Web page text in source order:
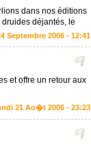
dans nos éditions
déjantés, le
Septembre 2006 - 12:41
et offre un retour aux
21 Ao�t 2006 - 23:23